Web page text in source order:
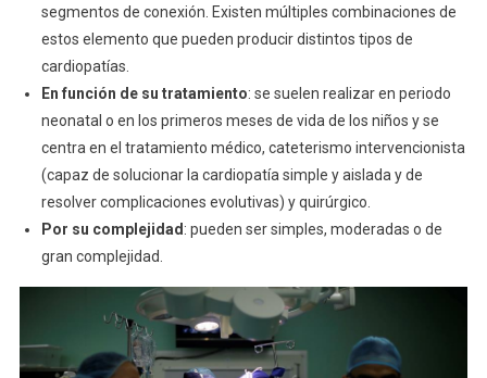
segmentos de conexión. Existen múltiples combinaciones de
estos elemento que pueden producir distintos tipos de
cardiopatías.
En función de su tratamiento: se suelen realizar en periodo
neonatal o en los primeros meses de vida de los niños y se
centra en el tratamiento médico, cateterismo intervencionista
(capaz de solucionar la cardiopatía simple y aislada y de
resolver complicaciones evolutivas) y quirúrgico.
Por su complejidad : pueden ser simples, moderadas o de
gran complejidad.